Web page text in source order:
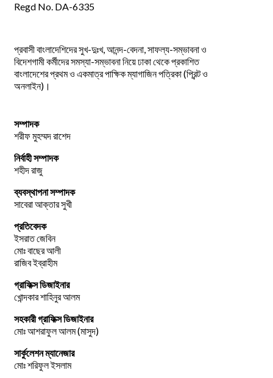
Regd No. DA-6335
প্রবাসী বাংলাদেশিদের সুখ-দুঃখ, আনন্দ-বেদনা, সাফল্য-সম্ভাবনা ও
বিদেশগামী কর্মীদের সমস্যা-সম্ভাবনা নিয়ে ঢাকা থেকে প্রকাশিত
বাংলাদেশের প্রথম ও একমাত্র পাক্ষিক ম্যাগাজিন পত্রিকা (প্রিন্ট ও
অনলাইন)।
সম্পাদক
শরীফ মুহম্মদ রাশেদ
নির্বাহী সম্পাদক
শহীদ রাজু
ব্যবস্থাপনা সম্পাদক
সাবেরা আক্তার সুখী
প্রতিবেদক
ইসরাত জেবিন
মোঃ বাছের আলী
রাজিব ইব্রাহীম
গ্রাফিক্স ডিজাইনার
খোন্দকার শাহিনুর আলম
সহকারী গ্রাফিক্স ডিজাইনার
মোঃ আশরাফুল আলম (মাসুদ)
সার্কুলেশন ম্যানেজার
মোঃ শরিফুল ইসলাম